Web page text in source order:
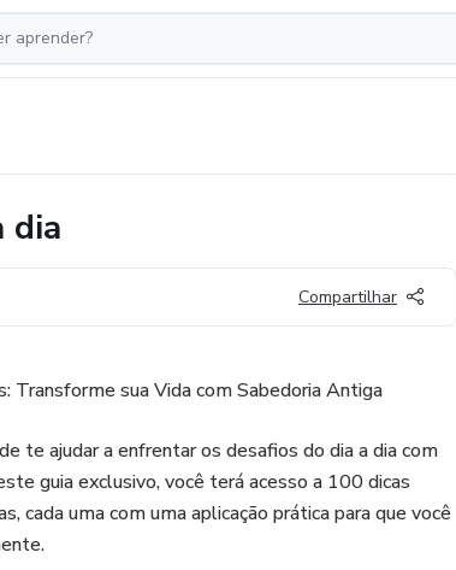
dia
Compartilhar
Transforme sua Vida com Sabedoria Antiga
te ajudar a enfrentar os desafios do dia a dia com
guia exclusivo, você terá acesso a 100 dicas
cada uma com uma aplicação prática para que você